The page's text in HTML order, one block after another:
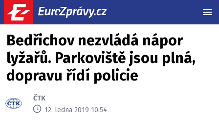
Bedřichov nezvládá nápor
lyžařů. Parkoviště jsou plná,
dopravu řídí policie
ČTK
12. ledna 2019 10:54